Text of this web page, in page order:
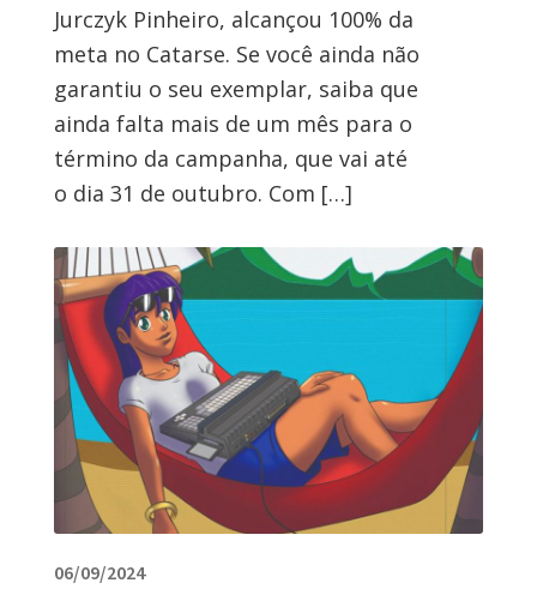
Jurczyk Pinheiro, alcançou 100% da
meta no Catarse. Se você ainda não
garantiu o seu exemplar, saiba que
ainda falta mais de um mês para o
término da campanha, que vai até
o dia 31 de outubro. Com […]
06/09/2024